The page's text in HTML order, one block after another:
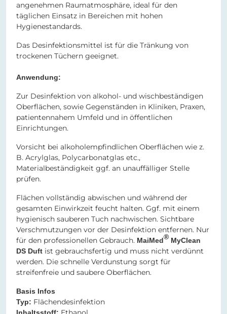
angenehmen Raumatmosphäre, ideal für den
täglichen Einsatz in Bereichen mit hohen
Hygienestandards.
Das Desinfektionsmittel ist für die Tränkung von
trockenen Tüchern geeignet.
Anwendung:
Zur Desinfektion von alkohol- und wischbeständigen
Oberflächen, sowie Gegenständen in Kliniken, Praxen,
patientennahem Umfeld und in öffentlichen
Einrichtungen.
Vorsicht bei alkoholempfindlichen Oberflächen wie z.
B. Acrylglas, Polycarbonatglas etc.,
Materialbeständigkeit ggf. an unauffälliger Stelle
prüfen.
Flächen vollständig abwischen und während der
gesamten Einwirkzeit feucht halten. Ggf. mit einem
hygienisch sauberen Tuch nachwischen. Sichtbare
Verschmutzungen vor der Desinfektion entfernen. Nur
für den professionellen Gebrauch. MaiMed® MyClean
DS Duft ist gebrauchsfertig und muss nicht verdünnt
werden. Die schnelle Verdunstung sorgt für
streifenfreie und saubere Oberflächen.
Basis Infos
Typ: Flächendesinfektion